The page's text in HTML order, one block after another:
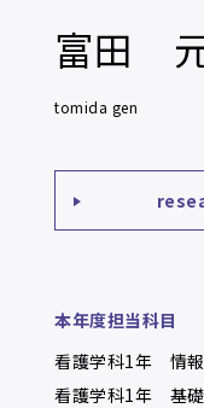
富田
tomida gen
本年度担当科目
看護学科1年 情
看護学科1年 基